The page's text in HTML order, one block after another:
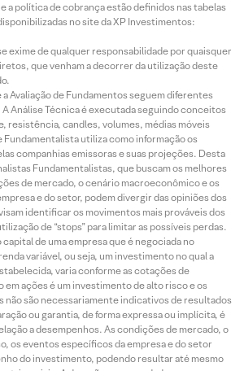
a política de cobrança estão definidos nas tabelas
no site da XP Investimentos:
exime de qualquer responsabilidade por quaisquer
que venham a decorrer da utilização deste
a Avaliação de Fundamentos seguem diferentes
Análise Técnica é executada seguindo conceitos
resistência, candles, volumes, médias móveis
Fundamentalista utiliza como informação os
companhias emissoras e suas projeções. Desta
Fundamentalistas, que buscam os melhores
de mercado, o cenário macroeconômico e os
e do setor, podem divergir das opiniões dos
identificar os movimentos mais prováveis dos
de “stops” para limitar as possíveis perdas.
capital de uma empresa que é negociada no
variável, ou seja, um investimento no qual a
varia conforme as cotações de
em ações é um investimento de alto risco e os
não são necessariamente indicativos de resultados
ou garantia, de forma expressa ou implícita, é
a desempenhos. As condições de mercado, o
os eventos específicos da empresa e do setor
do investimento, podendo resultar até mesmo